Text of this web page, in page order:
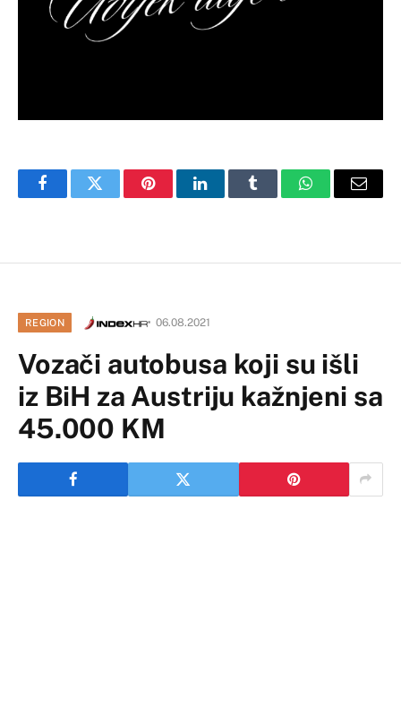
FacebookTwitter PinterestLinkedInTumblr WhatsAppEmail
REGION 06.08.2021
Vozači autobusa koji su išli
iz BiH za Austriju kažnjeni sa
45.000 KM